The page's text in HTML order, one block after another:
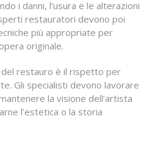
i danni, l’usura e le alterazioni
restauratori devono poi
più appropriate per
originale.
restauro è il rispetto per
Gli specialisti devono lavorare
la visione dell’artista
l’estetica o la storia